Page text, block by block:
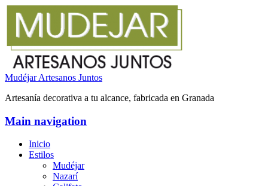
Mudéjar Artesanos Juntos
Artesanía decorativa a tu alcance, fabricada en Granada
Main navigation
Inicio
Estilos
Mudéjar
Nazarí